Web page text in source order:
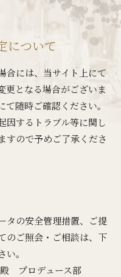
について
合には、当サイト上にて
更となる場合がございま
随時ご確認ください。
因するトラブル等に関し
すので予めご了承くださ
タの安全管理措置、ご提
のご照会・ご相談は、下
。
プロデュース部